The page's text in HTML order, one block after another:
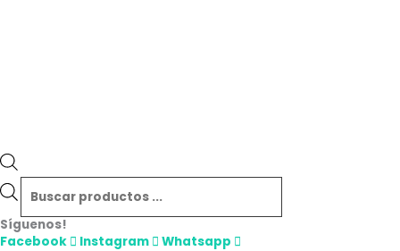
Síguenos!
Facebook
Instagram Whatsapp